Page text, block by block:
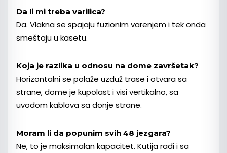
Da li mi treba varilica?
Da. Vlakna se spajaju fuzionim varenjem i tek onda
smeštaju u kasetu.
Koja je razlika u odnosu na dome završetak?
Horizontalni se polaže uzduž trase i otvara sa
strane, dome je kupolast i visi vertikalno, sa
uvodom kablova sa donje strane.
Moram li da popunim svih 48 jezgara?
Ne, to je maksimalan kapacitet. Kutija radi i sa